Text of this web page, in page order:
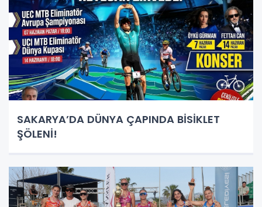
SAKARYA’DA DÜNYA ÇAPINDA BİSİKLET
ŞÖLENİ!